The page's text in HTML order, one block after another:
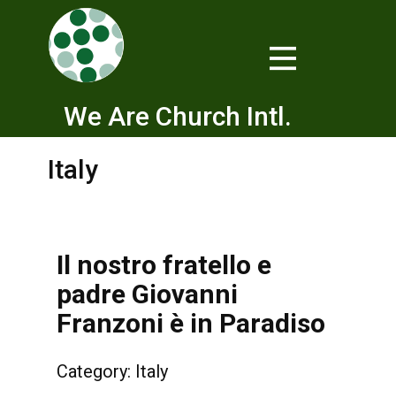
We Are Church Intl.
Italy
Il nostro fratello e
padre Giovanni
Franzoni è in Paradiso
Category: Italy